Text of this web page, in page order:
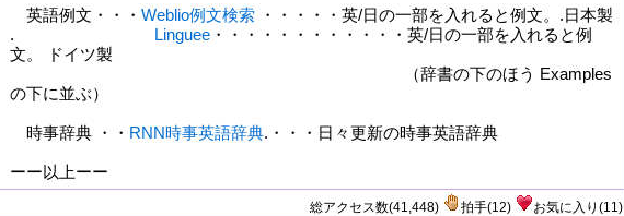
英語例文・・・ Weblio例文検索・・・・・英/日の一部を入れると例文。.日本製
. Linguee・・・・・・・・・・・・英/日の一部を入れると例
文。 ドイツ製
（辞書の下のほう Examples
の下に並ぶ）
時事辞典 ・・ RNN時事英語辞典.・・・日々更新の時事英語辞典
ーー以上ーー
総アクセス数(41,448) 拍手(12) お気に入り (11)